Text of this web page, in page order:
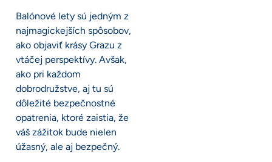
Balónové lety sú jedným z
najmagickejších spôsobov,
ako objaviť krásy Grazu z
vtáčej perspektívy. Avšak,
ako pri každom
dobrodružstve, aj tu sú
dôležité bezpečnostné
opatrenia, ktoré zaistia, že
váš zážitok bude nielen
úžasný, ale aj bezpečný.